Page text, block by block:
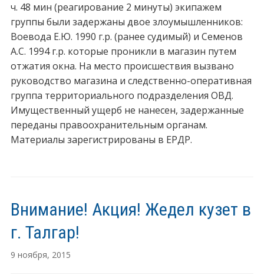
ч. 48 мин (реагирование 2 минуты) экипажем
группы были задержаны двое злоумышленников:
Воевода Е.Ю. 1990 г.р. (ранее судимый) и Семенов
А.С. 1994 г.р. которые проникли в магазин путем
отжатия окна. На место происшествия вызвано
руководство магазина и следственно-оперативная
группа территориального подразделения ОВД.
Имущественный ущерб не нанесен, задержанные
переданы правоохранительным органам.
Материалы зарегистрированы в ЕРДР.
Внимание! Акция! Жедел кузет в
г. Талгар!
9 ноября, 2015